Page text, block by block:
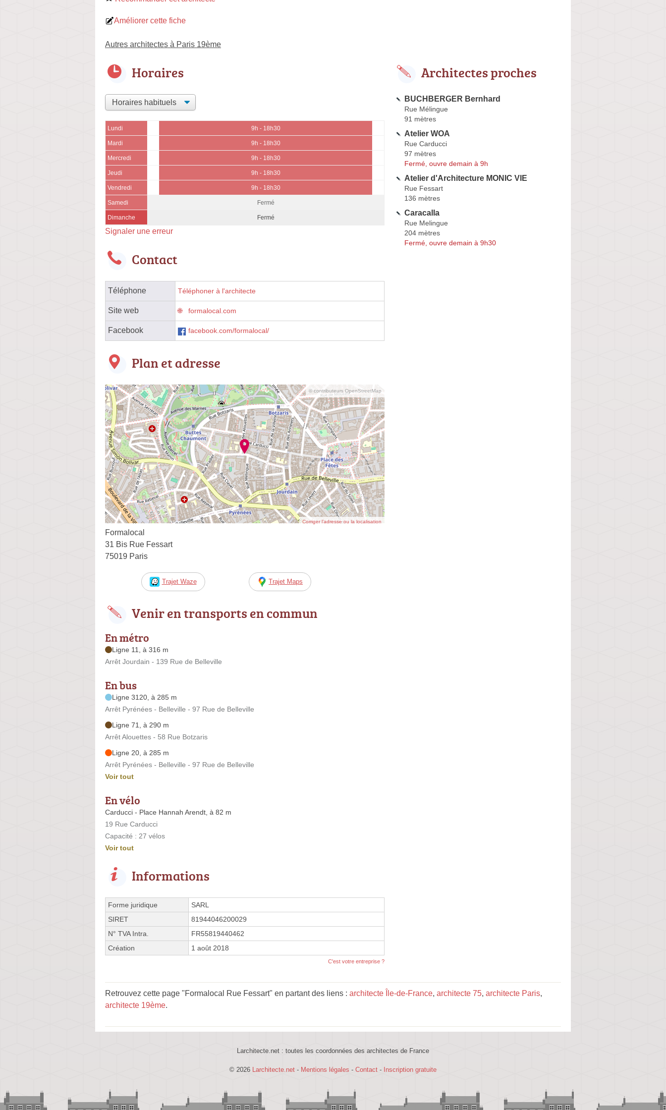
Améliorer cette fiche
Autres architectes à Paris 19ème
Horaires
Lundi 9h - 18h30
Mardi 9h - 18h30
Mercredi 9h - 18h30
Jeudi 9h - 18h30
Vendredi 9h - 18h30
Samedi Fermé
Dimanche Fermé
Signaler une erreur
Contact
Téléphone Téléphoner à l'architecte
Site web formalocal.com
Facebook facebook.com/formalocal/
Plan et adresse
© contributeurs OpenStreetMap
Corriger l’adresse ou la localisation
Formalocal
31 Bis Rue Fessart
75019 Paris
Trajet Waze Trajet Maps
Venir en transports en commun
En métro
Ligne 11, à 316 m
Arrêt Jourdain - 139 Rue de Belleville
En bus
Ligne 3120, à 285 m
Arrêt Pyrénées - Belleville - 97 Rue de Belleville
Ligne 71, à 290 m
Arrêt Alouettes - 58 Rue Botzaris
Ligne 20, à 285 m
Arrêt Pyrénées - Belleville - 97 Rue de Belleville
Voir tout
En vélo
Carducci - Place Hannah Arendt, à 82 m
19 Rue Carducci
Capacité : 27 vélos
Voir tout
Informations
Forme juridique
SARL
SIRET
81944046200029
N° TVA Intra.
FR55819440462
Création
1 août 2018
C'est votre entreprise ?
Architectes proches
BUCHBERGER Bernhard
Rue Mélingue
91 mètres
Atelier WOA
Rue Carducci
97 mètres
Fermé, ouvre demain à 9h
Atelier d'Architecture MONIC VIE
Rue Fessart
136 mètres
Caracalla
Rue Melingue
204 mètres
Fermé, ouvre demain à 9h30
Retrouvez cette page "Formalocal Rue Fessart" en partant des liens : architecte Île-de-France, architecte 75, architecte Paris,
architecte 19ème.
Larchitecte.net : toutes les coordonnées des architectes de France
© 2026 Larchitecte.net - Mentions légales - Contact - Inscription gratuite